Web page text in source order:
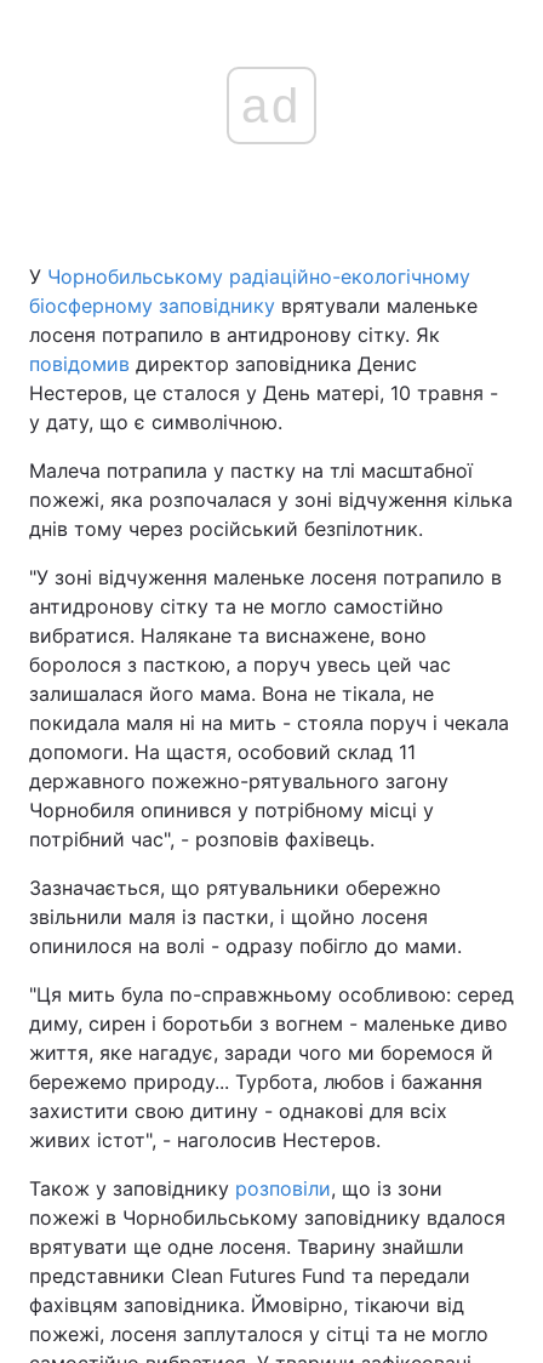
ad
У Чорнобильському радіаційно-екологічному
біосферному заповіднику врятували маленьке
лосеня потрапило в антидронову сітку. Як
повідомив директор заповідника Денис
Нестеров, це сталося у День матері, 10 травня -
у дату, що є символічною.
Малеча потрапила у пастку на тлі масштабної
пожежі, яка розпочалася у зоні відчуження кілька
днів тому через російський безпілотник.
"У зоні відчуження маленьке лосеня потрапило в
антидронову сітку та не могло самостійно
вибратися. Налякане та виснажене, воно
боролося з пасткою, а поруч увесь цей час
залишалася його мама. Вона не тікала, не
покидала маля ні на мить - стояла поруч і чекала
допомоги. На щастя, особовий склад 11
державного пожежно-рятувального загону
Чорнобиля опинився у потрібному місці у
потрібний час", - розповів фахівець.
Зазначається, що рятувальники обережно
звільнили маля із пастки, і щойно лосеня
опинилося на волі - одразу побігло до мами.
"Ця мить була по-справжньому особливою: серед
диму, сирен і боротьби з вогнем - маленьке диво
життя, яке нагадує, заради чого ми боремося й
бережемо природу... Турбота, любов і бажання
захистити свою дитину - однакові для всіх
живих істот", - наголосив Нестеров.
Також у заповіднику розповіли, що із зони
пожежі в Чорнобильському заповіднику вдалося
врятувати ще одне лосеня. Тварину знайшли
представники Clean Futures Fund та передали
фахівцям заповідника. Ймовірно, тікаючи від
пожежі, лосеня заплуталося у сітці та не могло